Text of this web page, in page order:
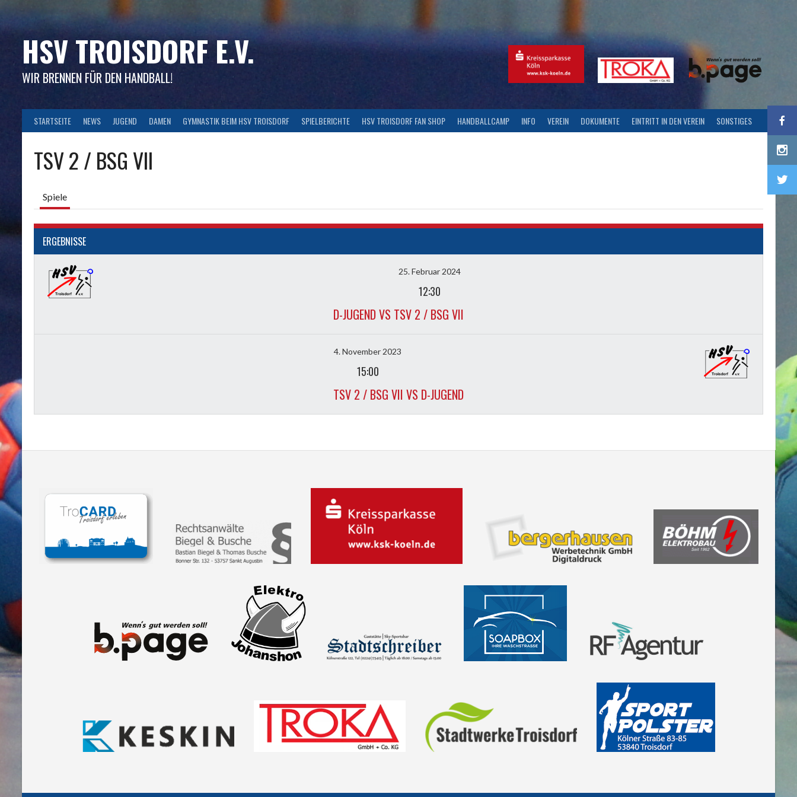
HSV TROISDORF E.V.
WIR BRENNEN FÜR DEN HANDBALL!
STARTSEITE NEWS JUGEND DAMEN GYMNASTIK BEIM HSV TROISDORF SPIELBERICHTE HSV TROISDORF FAN SHOP HANDBALLCAMP INFO VEREIN DOKUMENTE EINTRITT IN DEN VEREIN SONSTIGES
TSV 2 / BSG VII
Spiele
ERGEBNISSE
25. Februar 2024
12:30
D-JUGEND VS TSV 2 / BSG VII
4. November 2023
15:00
TSV 2 / BSG VII VS D-JUGEND